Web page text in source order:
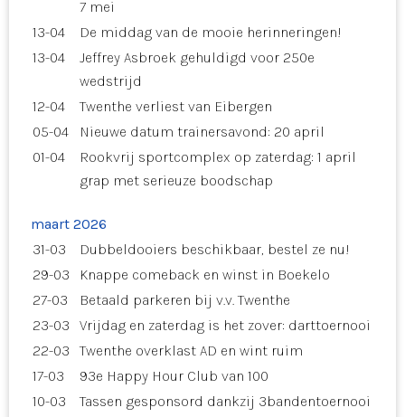
7 mei
13-04
De middag van de mooie herinneringen!
13-04
Jeffrey Asbroek gehuldigd voor 250e
wedstrijd
12-04
Twenthe verliest van Eibergen
05-04
Nieuwe datum trainersavond: 20 april
01-04
Rookvrij sportcomplex op zaterdag: 1 april
grap met serieuze boodschap
maart 2026
31-03
Dubbeldooiers beschikbaar, bestel ze nu!
29-03
Knappe comeback en winst in Boekelo
27-03
Betaald parkeren bij v.v. Twenthe
23-03
Vrijdag en zaterdag is het zover: darttoernooi
22-03
Twenthe overklast AD en wint ruim
17-03
93e Happy Hour Club van 100
10-03
Tassen gesponsord dankzij 3bandentoernooi